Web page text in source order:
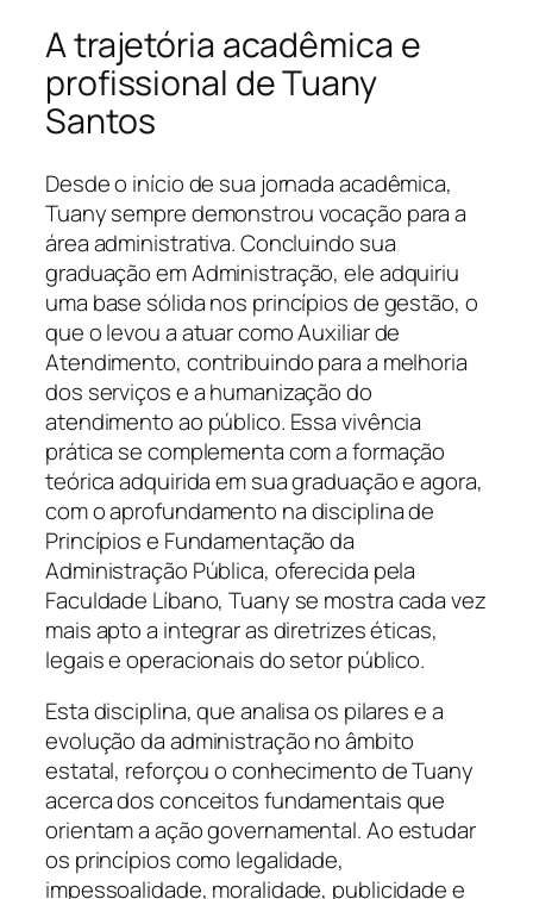
A trajetória acadêmica e
profissional de Tuany
Santos
Desde o início de sua jornada acadêmica,
Tuany sempre demonstrou vocação para a
área administrativa. Concluindo sua
graduação em Administração, ele adquiriu
uma base sólida nos princípios de gestão, o
que o levou a atuar como Auxiliar de
Atendimento, contribuindo para a melhoria
dos serviços e a humanização do
atendimento ao público. Essa vivência
prática se complementa com a formação
teórica adquirida em sua graduação e agora,
com o aprofundamento na disciplina de
Princípios e Fundamentação da
Administração Pública, oferecida pela
Faculdade Líbano, Tuany se mostra cada vez
mais apto a integrar as diretrizes éticas,
legais e operacionais do setor público.
Esta disciplina, que analisa os pilares e a
evolução da administração no âmbito
estatal, reforçou o conhecimento de Tuany
acerca dos conceitos fundamentais que
orientam a ação governamental. Ao estudar
os princípios como legalidade,
impessoalidade, moralidade, publicidade e